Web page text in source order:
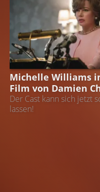
DAMIEN CHAZELLE
Michelle Williams
Film von Damien
Der Cast kann sich jetzt
lassen!